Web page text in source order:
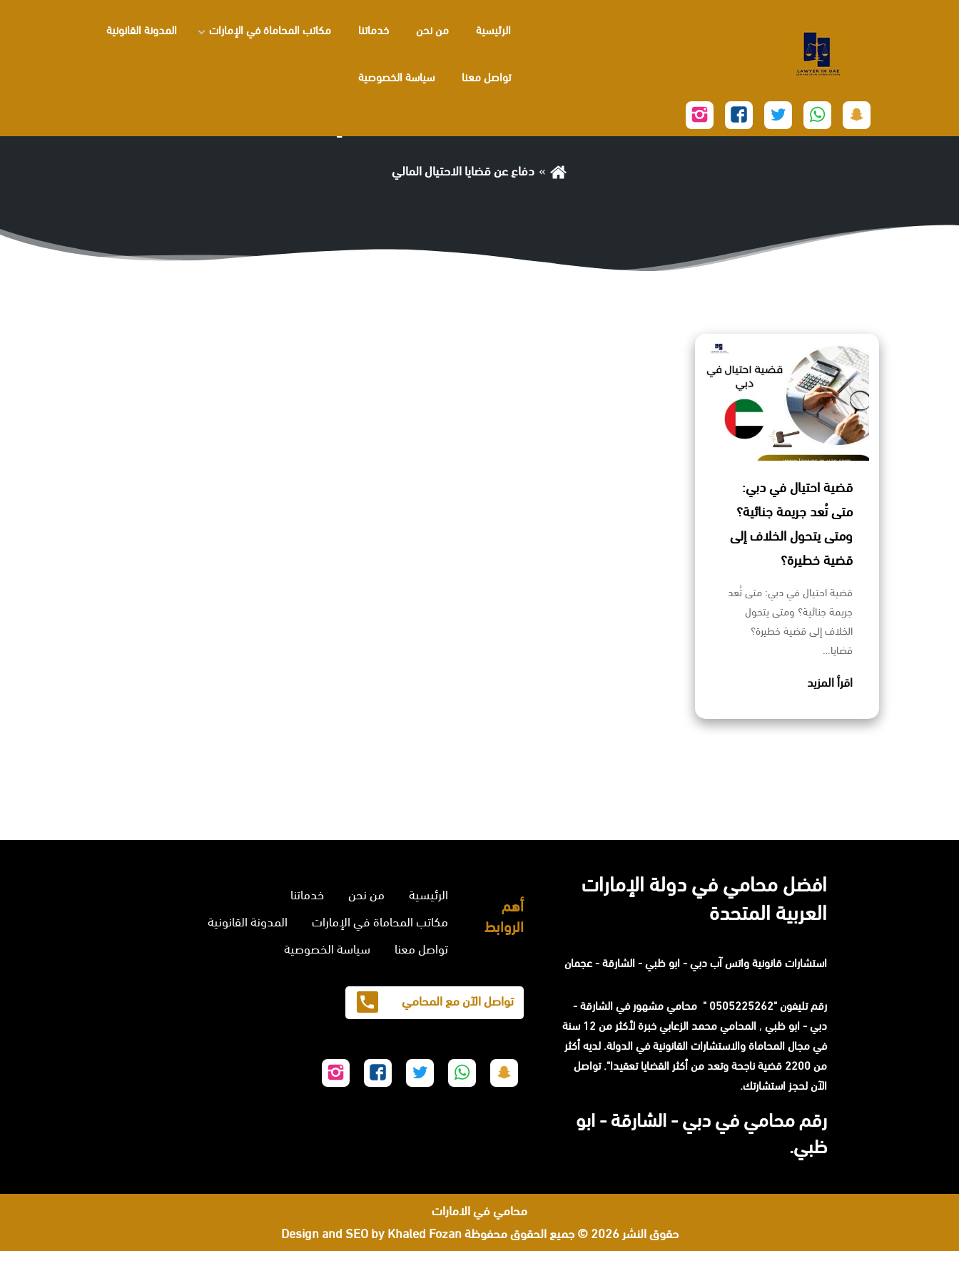
الرئيسية من نحن خدماتنا مكاتب المحاماة في الإمارات المدونة القانونية
تواصل معنا سياسة الخصوصية
تابعنا
على
تابعنا
على
تابعنا
على
تابعنا
على
على
دفاع عن قضايا الاحتيال المالي
قضية احتيال في دبي:
متى تُعد جريمة جنائية؟
ومتى يتحول الخلاف إلى
قضية خطيرة؟
قضية احتيال في دبي: متى تُعد
جريمة جنائية؟ ومتى يتحول
الخلاف إلى قضية خطيرة؟
قضايا…
اقرأ المزيد
افضل محامي في دولة الإمارات
العربية المتحدة
استشارات قانونيةواتس آبدبي - ابو ظبي - الشارقة - عجمان
رقم تليفون "0505225262 " محامي مشهور في الشارقة -
دبي - ابو ظبي ,
المحامي محمد الزعابي خبرة لأكثر من 12 سنة
في مجال المحاماة والاستشارات القانونية في الدولة. لديه أكثر
من 2200 قضية ناجحة وتعد من أكثر القضايا تعقيدا". تواصل
الآن لحجز استشارتك.
رقم محامي في دبي - الشارقة - ابو
ظبي.
أهم
الروابط
الرئيسية من نحن
خدماتنا
مكاتب المحاماة في الإمارات
المدونة القانونية
تواصل معنا
سياسة الخصوصية
تواصل الآن مع المحامي
على
على
على
على
على
محامي في الامارات
حقوق النشر 2026 © جميع الحقوق محفوظة
Design and SEO by Khaled Fozan